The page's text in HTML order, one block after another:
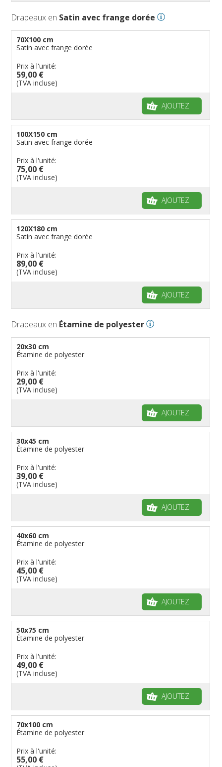
Drapeaux en Satin avec frange dorée
70X100 cm
Satin avec frange dorée
Prix à l'unité:
59,00 €
(TVA incluse)
AJOUTEZ
100X150 cm
Satin avec frange dorée
Prix à l'unité:
75,00 €
(TVA incluse)
AJOUTEZ
120X180 cm
Satin avec frange dorée
Prix à l'unité:
89,00 €
(TVA incluse)
AJOUTEZ
Drapeaux en Étamine de polyester
20x30 cm
Étamine de polyester
Prix à l'unité:
29,00 €
(TVA incluse)
AJOUTEZ
30x45 cm
Étamine de polyester
Prix à l'unité:
39,00 €
(TVA incluse)
AJOUTEZ
40x60 cm
Étamine de polyester
Prix à l'unité:
45,00 €
(TVA incluse)
AJOUTEZ
50x75 cm
Étamine de polyester
Prix à l'unité:
49,00 €
(TVA incluse)
AJOUTEZ
70x100 cm
Étamine de polyester
Prix à l'unité:
55,00 €